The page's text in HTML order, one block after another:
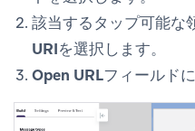
該当するタップ可能な
URIを選択します。
Open URLフィールド